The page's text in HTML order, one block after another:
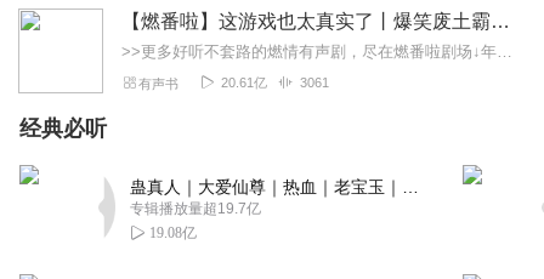
剧情很有趣，非常喜欢这个故事，喜马拉雅出品的故事，都
述的画面感很强，哈哈，很精彩呢！！！
回复 2023-06-21
爱打台球的猫
又一部剧听完了，癫癫的赶来喷一喷心中想法。 嗯，这是一
敢恨的霍清瑶，而她却痴痴的追逐着一见钟情的沈思霆；可
【燃番啦】这游戏也太真实了丨爆笑废土霸榜神作丨紫襟剧社制作
>>更多好听不套路的燃情有声剧，尽在燃番啦剧场↓年度重磅推荐本专辑为VIP免费专辑每天上午10点5集更新，订阅可以听到最新内容哦！每周抽一个专辑五星优质评论送...
有声书 20.61亿 3061
经典必听
专辑播放量超19.7亿
19.08亿